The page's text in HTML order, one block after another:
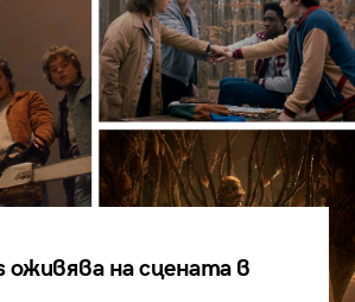
оживява на сцената в